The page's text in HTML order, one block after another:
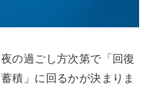
の過ごし方次第で「回復
積」に回るかが決まりま